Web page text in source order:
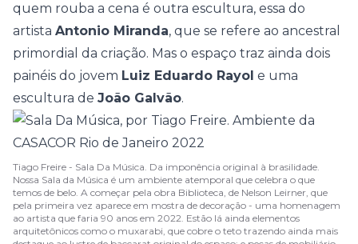
quem rouba a cena é outra escultura, essa do
artista Antonio Miranda, que se refere ao ancestral
primordial da criação. Mas o espaço traz ainda dois
painéis do jovem Luiz Eduardo Rayol e uma
escultura de João Galvão.
Tiago Freire - Sala Da Música. Da imponência original à brasilidade.
Nossa Sala da Música é um ambiente atemporal que celebra o que
temos de belo. A começar pela obra Biblioteca, de Nelson Leirner, que
pela primeira vez aparece em mostra de decoração - uma homenagem
ao artista que faria 90 anos em 2022. Estão lá ainda elementos
arquitetônicos como o muxarabi, que cobre o teto trazendo ainda mais